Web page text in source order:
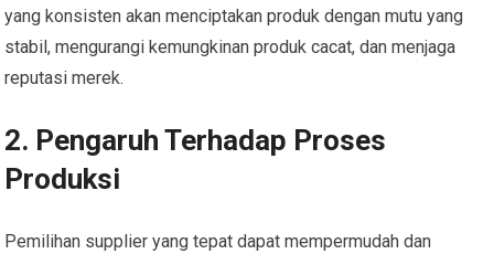
yang konsisten akan menciptakan produk dengan mutu yang
stabil, mengurangi kemungkinan produk cacat, dan menjaga
reputasi merek.
2. Pengaruh Terhadap Proses
Produksi
Pemilihan supplier yang tepat dapat mempermudah dan